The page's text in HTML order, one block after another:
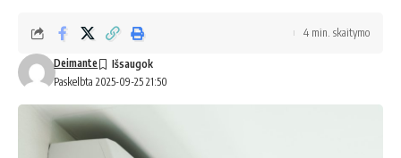
Paskelbta 2025-09-25 21:50
Deimante
4 min. skaitymo